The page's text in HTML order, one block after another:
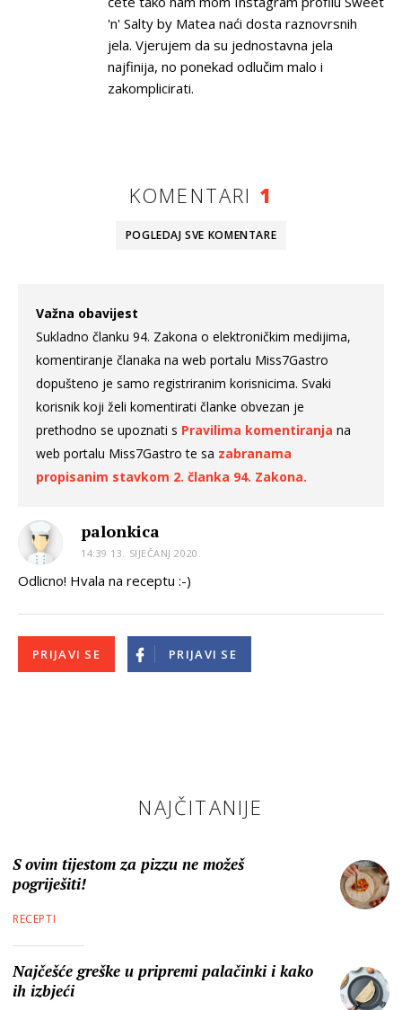
'n' Salty by Matea naći dosta raznovrsnih
jela. Vjerujem da su jednostavna jela
najfinija, no ponekad odlučim malo i
zakomplicirati.
KOMENTARI 1
POGLEDAJ SVE KOMENTARE
Važna obavijest
Sukladno članku 94. Zakona o elektroničkim medijima,
komentiranje članaka na web portalu Miss7Gastro
dopušteno je samo registriranim korisnicima. Svaki
korisnik koji želi komentirati članke obvezan je
prethodno se upoznati s Pravilima komentiranja na
web portalu Miss7Gastro te sa zabranama
propisanim stavkom 2. članka 94. Zakona.
palonkica
14:39 13. SIJEČANJ 2020.
Odlicno! Hvala na receptu :-)
PRIJAVI SE PRIJAVI SE
NAJČITANIJE
S ovim tijestom za pizzu ne možeš
pogriješiti!
RECEPTI
Najčešće greške u pripremi palačinki i kako
ih izbjeći